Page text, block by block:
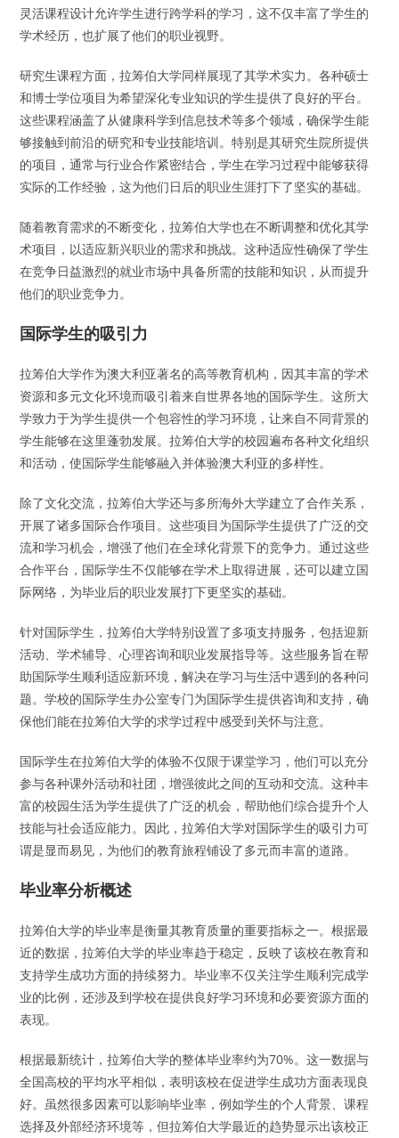
灵活课程设计允许学生进行跨学科的学习，这不仅丰富了学生的
学术经历，也扩展了他们的职业视野。
研究生课程方面，拉筹伯大学同样展现了其学术实力。各种硕士
和博士学位项目为希望深化专业知识的学生提供了良好的平台。
这些课程涵盖了从健康科学到信息技术等多个领域，确保学生能
够接触到前沿的研究和专业技能培训。特别是其研究生院所提供
的项目，通常与行业合作紧密结合，学生在学习过程中能够获得
实际的工作经验，这为他们日后的职业生涯打下了坚实的基础。
随着教育需求的不断变化，拉筹伯大学也在不断调整和优化其学
术项目，以适应新兴职业的需求和挑战。这种适应性确保了学生
在竞争日益激烈的就业市场中具备所需的技能和知识，从而提升
他们的职业竞争力。
国际学生的吸引力
拉筹伯大学作为澳大利亚著名的高等教育机构，因其丰富的学术
资源和多元文化环境而吸引着来自世界各地的国际学生。这所大
学致力于为学生提供一个包容性的学习环境，让来自不同背景的
学生能够在这里蓬勃发展。拉筹伯大学的校园遍布各种文化组织
和活动，使国际学生能够融入并体验澳大利亚的多样性。
除了文化交流，拉筹伯大学还与多所海外大学建立了合作关系，
开展了诸多国际合作项目。这些项目为国际学生提供了广泛的交
流和学习机会，增强了他们在全球化背景下的竞争力。通过这些
合作平台，国际学生不仅能够在学术上取得进展，还可以建立国
际网络，为毕业后的职业发展打下更坚实的基础。
针对国际学生，拉筹伯大学特别设置了多项支持服务，包括迎新
活动、学术辅导、心理咨询和职业发展指导等。这些服务旨在帮
助国际学生顺利适应新环境，解决在学习与生活中遇到的各种问
题。学校的国际学生办公室专门为国际学生提供咨询和支持，确
保他们能在拉筹伯大学的求学过程中感受到关怀与注意。
国际学生在拉筹伯大学的体验不仅限于课堂学习，他们可以充分
参与各种课外活动和社团，增强彼此之间的互动和交流。这种丰
富的校园生活为学生提供了广泛的机会，帮助他们综合提升个人
技能与社会适应能力。因此，拉筹伯大学对国际学生的吸引力可
谓是显而易见，为他们的教育旅程铺设了多元而丰富的道路。
毕业率分析概述
拉筹伯大学的毕业率是衡量其教育质量的重要指标之一。根据最
近的数据，拉筹伯大学的毕业率趋于稳定，反映了该校在教育和
支持学生成功方面的持续努力。毕业率不仅关注学生顺利完成学
业的比例，还涉及到学校在提供良好学习环境和必要资源方面的
表现。
根据最新统计，拉筹伯大学的整体毕业率约为70%。这一数据与
全国高校的平均水平相似，表明该校在促进学生成功方面表现良
好。虽然很多因素可以影响毕业率，例如学生的个人背景、课程
选择及外部经济环境等，但拉筹伯大学最近的趋势显示出该校正